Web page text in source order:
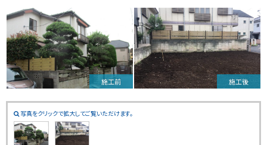
施工前 施工後
写真をクリックで拡大してご覧いただけます。